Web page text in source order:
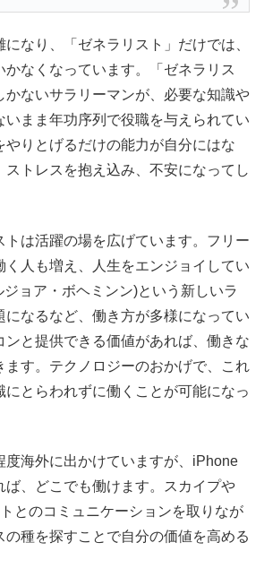
なり、「ゼネラリスト」だけでは、
かなくなっています。「ゼネラリス
かないサラリーマンが、 必要な知識や
いまま年功序列で役職を与えられてい
やりとげるだけの能力が自分にはな
ストレスを抱え込み、不安になってし
トは活躍の場を広げています。フリー
く人も増え、人生をエンジョイしてい
ジョア・ボヘミンン)という新しいラ
になるなど、働き方が多様になってい
ンと提供できる価値があれば、働きな
ます。テクノロジーのおかげで、これ
にとらわれずに働くことが可能になっ
度海外に出かけていますが、iPhone
ば、どこでも働けます。スカイプや
とのコミュニケーションを取りなが
の種を探すことで自分の価値を高める